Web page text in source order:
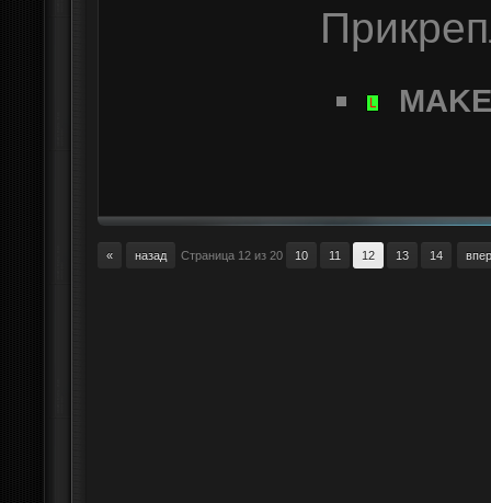
« назад Страница 12 из 20 10 11 12 13 14